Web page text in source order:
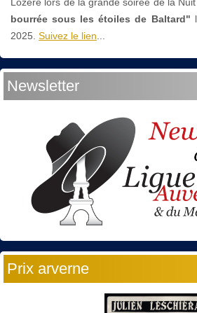
bourrée sous les étoiles de Baltard"
2025. Suivez le lien
Newsletter
Prix arverne